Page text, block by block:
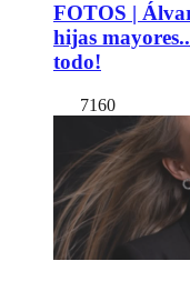
FOTOS |
hijas
todo!
7160